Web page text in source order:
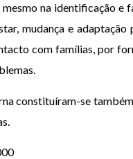
na identificação e
mudança e
com famílias, por
constituíram-se